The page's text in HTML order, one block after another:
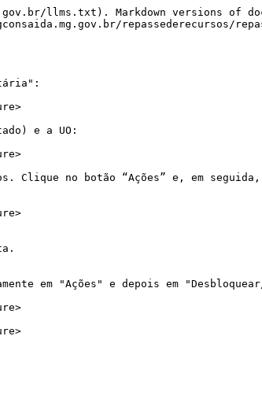
llms.txt). Markdown versions of
repassederecursos/
e a UO:
no botão “Ações” e, em seguida,
em "Ações" e depois em "Desbloquear/